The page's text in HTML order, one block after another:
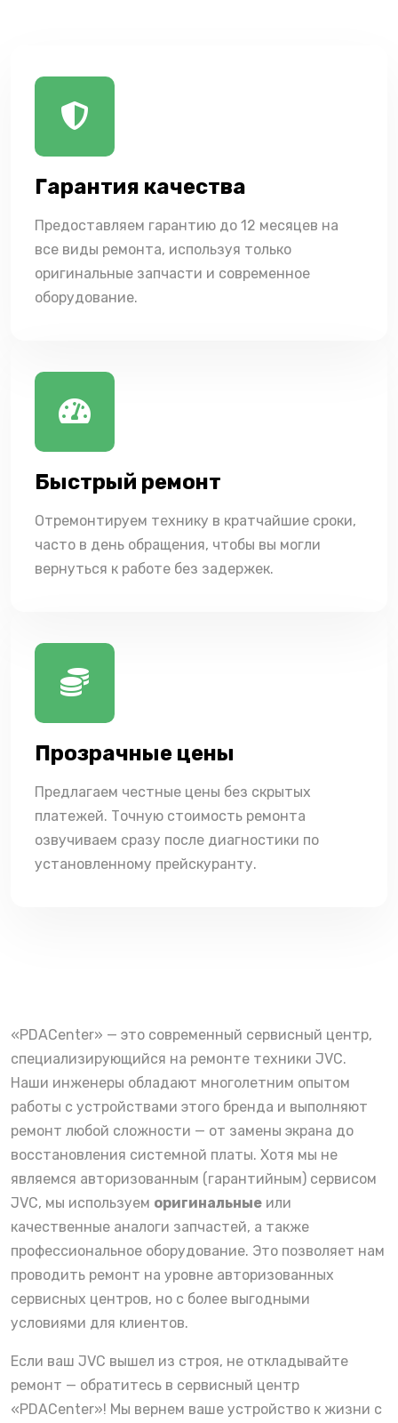
Гарантия качества
Предоставляем гарантию до 12 месяцев на
все виды ремонта, используя только
оригинальные запчасти и современное
оборудование.
Быстрый ремонт
Отремонтируем технику в кратчайшие сроки,
часто в день обращения, чтобы вы могли
вернуться к работе без задержек.
Прозрачные цены
Предлагаем честные цены без скрытых
платежей. Точную стоимость ремонта
озвучиваем сразу после диагностики по
установленному прейскуранту.
«PDACenter» — это современный сервисный центр,
специализирующийся на ремонте техники JVC.
Наши инженеры обладают многолетним опытом
работы с устройствами этого бренда и выполняют
ремонт любой сложности — от замены экрана до
восстановления системной платы. Хотя мы не
являемся авторизованным (гарантийным) сервисом
JVC, мы используем оригинальные или
качественные аналоги запчастей, а также
профессиональное оборудование. Это позволяет нам
проводить ремонт на уровне авторизованных
сервисных центров, но с более выгодными
условиями для клиентов.
Если ваш JVC вышел из строя, не откладывайте
ремонт — обратитесь в сервисный центр
«PDACenter»! Мы вернем ваше устройство к жизни с